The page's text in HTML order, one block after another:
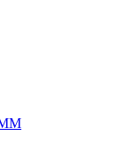
ММ